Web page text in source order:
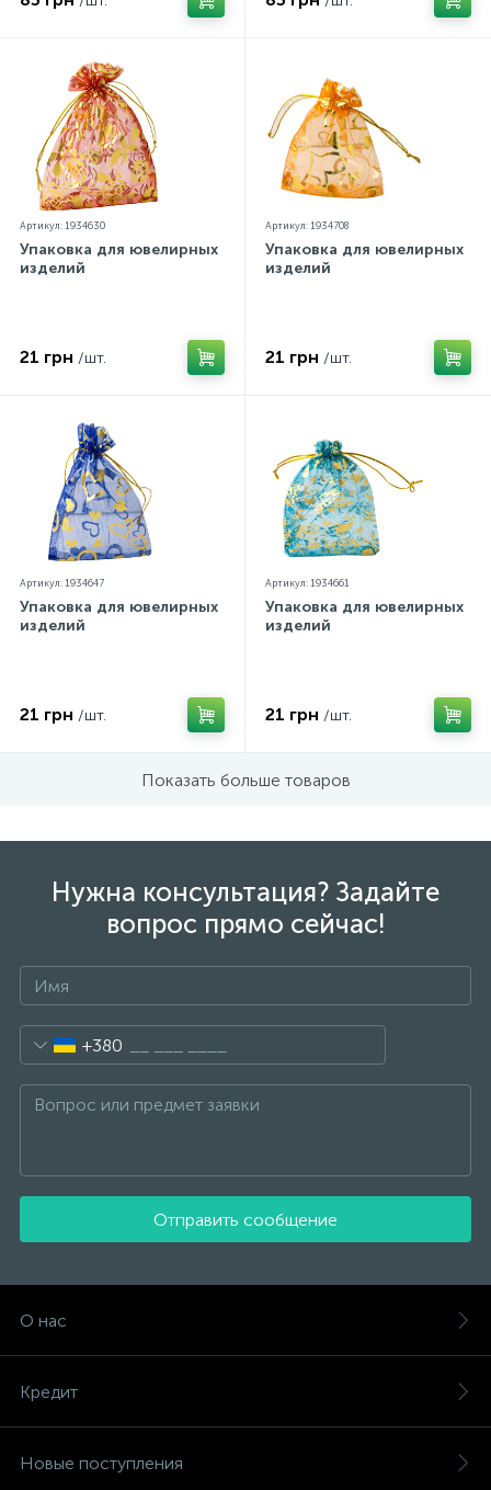
Артикул: 1934630
Упаковка для ювелирных
изделий
21 грн /шт.
Артикул: 1934708
Упаковка для ювелирных
изделий
21 грн /шт.
Артикул: 1934647
Упаковка для ювелирных
изделий
21 грн /шт.
Артикул: 1934661
Упаковка для ювелирных
изделий
21 грн /шт.
Показать больше товаров
Нужна консультация? Задайте
вопрос прямо сейчас!
+380
Отправить сообщение
О нас
Кредит
Новые поступления